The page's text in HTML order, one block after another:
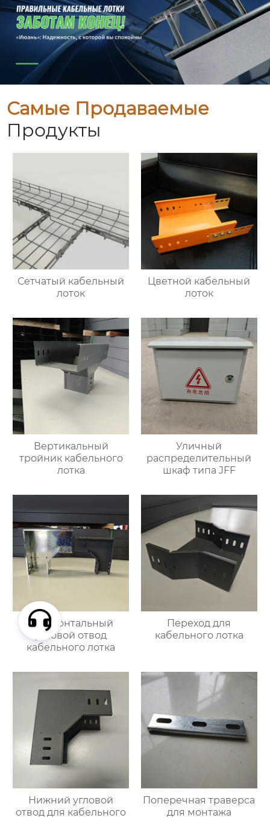
Самые Продаваемые
Продукты
Сетчатый кабельный
лоток
Цветной кабельный
лоток
Вертикальный
тройник кабельного
лотка
Уличный
распределительный
шкаф типа JFF
Горизонтальный
угловой отвод
кабельного лотка
Переход для
кабельного лотка
Нижний угловой
отвод для кабельного
Поперечная траверса
для монтажа